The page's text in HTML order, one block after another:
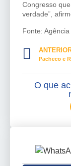
Congresso
verdade”,
Fonte:
O que